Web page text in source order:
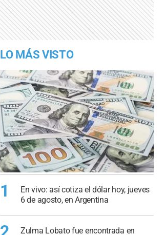
LO MÁS VISTO
1
En vivo: así cotiza el dólar hoy, jueves
6 de agosto, en Argentina
Zulma Lobato fue encontrada en